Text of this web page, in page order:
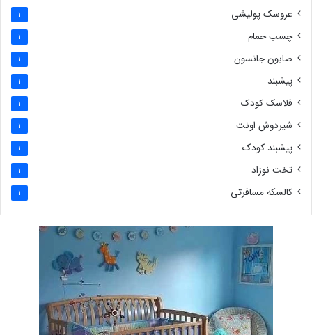
عروسک پولیشی 1
چسب حمام 1
صابون جانسون 1
پیشبند 1
فلاسک کودک 1
شیردوش اونت 1
پیشبند کودک 1
تخت نوزاد 1
کالسکه مسافرتی 1